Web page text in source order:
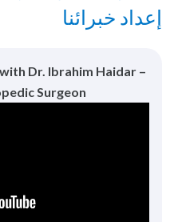
إعداد خبرائنا
Dr. Ibrahim Haidar –
Surgeon